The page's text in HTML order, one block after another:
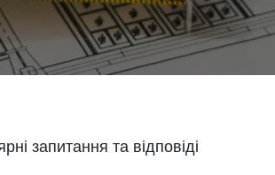
запитання та відповіді